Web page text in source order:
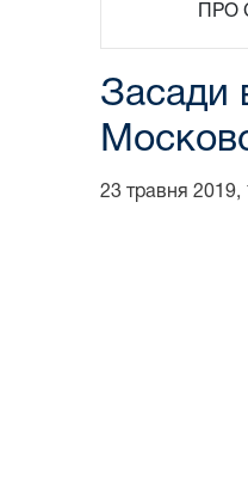
ПРО
Засади
23 травня 2019,